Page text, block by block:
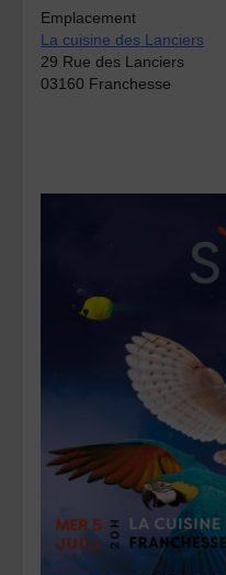
Emplacement
La cuisine des Lanciers
29 Rue des Lanciers
03160 Franchesse